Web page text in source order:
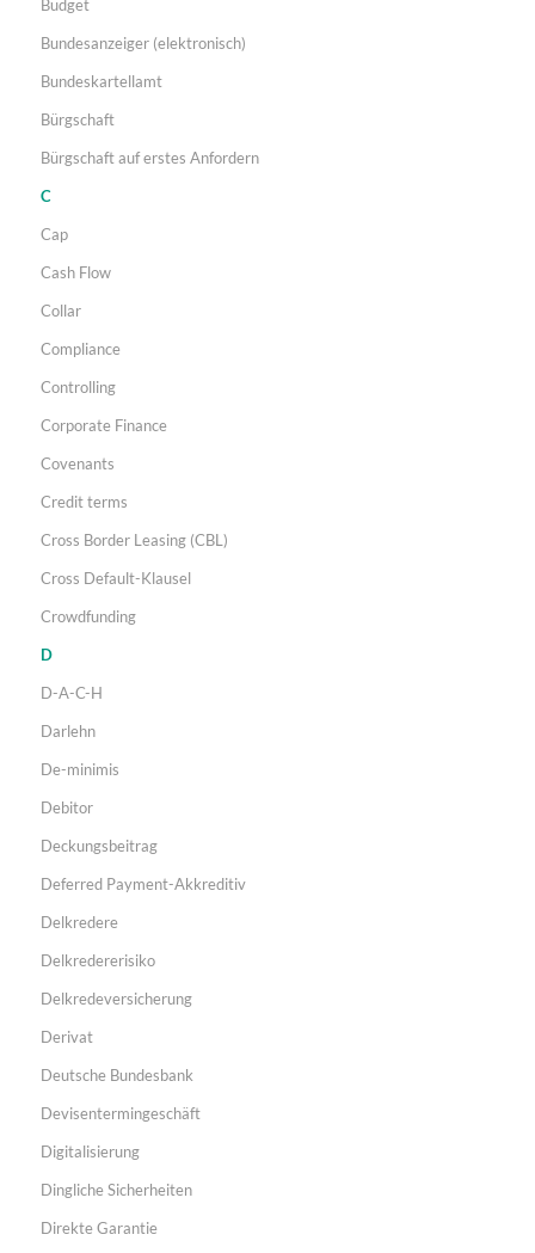
Budget
Bundesanzeiger (elektronisch)
Bundeskartellamt
Bürgschaft
Bürgschaft auf erstes Anfordern
C
Cap
Cash Flow
Collar
Compliance
Controlling
Corporate Finance
Covenants
Credit terms
Cross Border Leasing (CBL)
Cross Default-Klausel
Crowdfunding
D
D-A-C-H
Darlehn
De-minimis
Debitor
Deckungsbeitrag
Deferred Payment-Akkreditiv
Delkredere
Delkredererisiko
Delkredeversicherung
Derivat
Deutsche Bundesbank
Devisentermingeschäft
Digitalisierung
Dingliche Sicherheiten
Direkte Garantie